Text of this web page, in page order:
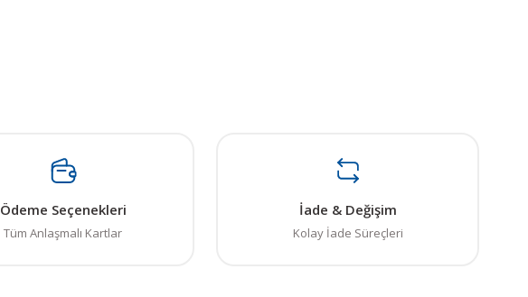
Ödeme Seçenekleri
Tüm Anlaşmalı Kartlar
İade & Değişim
Kolay İade Süreçleri